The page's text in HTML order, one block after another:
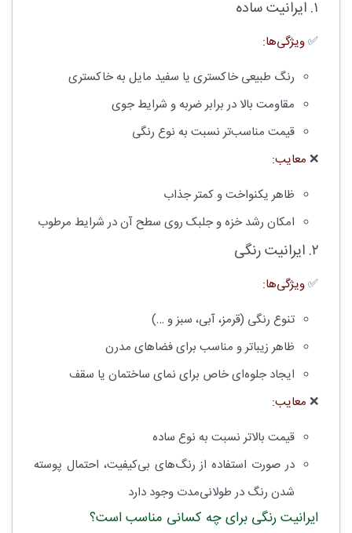
۱. ایرانیت ساده
✅ویژگی‌ها:
رنگ طبیعی خاکستری یا سفید مایل به خاکستری
مقاومت بالا در برابر ضربه و شرایط جوی
قیمت مناسب‌تر نسبت به نوع رنگی
❌ معایب:
ظاهر یکنواخت و کمتر جذاب
امکان رشد خزه و جلبک روی سطح آن در شرایط مرطوب
۲. ایرانیت رنگی
✅ویژگی‌ها:
تنوع رنگی (قرمز، آبی، سبز و …)
ظاهر زیباتر و مناسب برای فضاهای مدرن
ایجاد جلوه‌ای خاص برای نمای ساختمان یا سقف
❌ معایب:
قیمت بالاتر نسبت به نوع ساده
در صورت استفاده از رنگ‌های بی‌کیفیت، احتمال پوسته
شدن رنگ در طولانی‌مدت وجود دارد
ایرانیت رنگی برای چه کسانی مناسب است؟